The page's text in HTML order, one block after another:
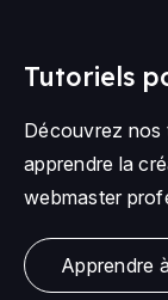
Tutoriels
Découvrez nos
apprendre la
webmaster
Apprendre